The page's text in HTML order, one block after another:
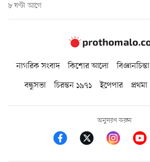
৮ ঘণ্টা আগে
নাগরিক সংবাদ কিশোর আলো বিজ্ঞানচিন্তা
বন্ধুসভা
চিরন্তন ১৯৭১ ইপেপার প্রথমা
অনুসরণ করুন